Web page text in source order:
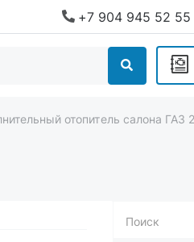
+7 904 945 52 55
отопитель салона ГАЗ